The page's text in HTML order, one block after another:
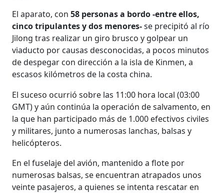
El aparato, con58 personas a bordo -entre ellos,
cinco tripulantes y dos menores-se precipitó al río
Jilong tras realizar un giro brusco y golpear un
viaducto por causas desconocidas, a pocos minutos
de despegar con dirección a la isla de Kinmen, a
escasos kilómetros de la costa china.
El suceso ocurrió sobre las 11:00 hora local (03:00
GMT) y aún continúa la operación de salvamento, en
la que han participado más de 1.000 efectivos civiles
y militares, junto a numerosas lanchas, balsas y
helicópteros.
En el fuselaje del avión, mantenido a flote por
numerosas balsas, se encuentran atrapados unos
veinte pasajeros, a quienes se intenta rescatar en